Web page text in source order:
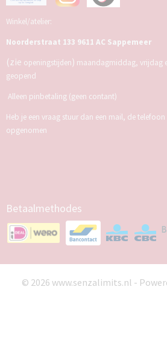
Winkel/atelier:
Noorderstraat 133 9611 AC Sappemeer
(zie openingstijden) maandagmiddag, vrijdag
geopend
Alleen pinbetaling (geen contant)
Heb je een vraag stuur dan een mail, de
opgenomen
Betaalmethodes
© 2026 www.senzalimits.nl -